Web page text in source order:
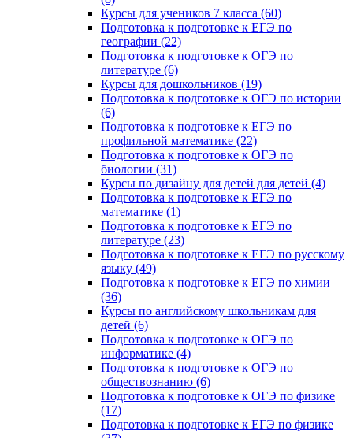
Курсы для учеников 7 класса (60)
Подготовка к подготовке к ЕГЭ по
географии (22)
Подготовка к подготовке к ОГЭ по
литературе (6)
Курсы для дошкольников (19)
Подготовка к подготовке к ОГЭ по истории
(6)
Подготовка к подготовке к ЕГЭ по
профильной математике (22)
Подготовка к подготовке к ОГЭ по
биологии (31)
Курсы по дизайну для детей для детей (4)
Подготовка к подготовке к ЕГЭ по
математике (1)
Подготовка к подготовке к ЕГЭ по
литературе (23)
Подготовка к подготовке к ЕГЭ по русскому
языку (49)
Подготовка к подготовке к ЕГЭ по химии
(36)
Курсы по английскому школьникам для
детей (6)
Подготовка к подготовке к ОГЭ по
информатике (4)
Подготовка к подготовке к ОГЭ по
обществознанию (6)
Подготовка к подготовке к ОГЭ по физике
(17)
Подготовка к подготовке к ЕГЭ по физике